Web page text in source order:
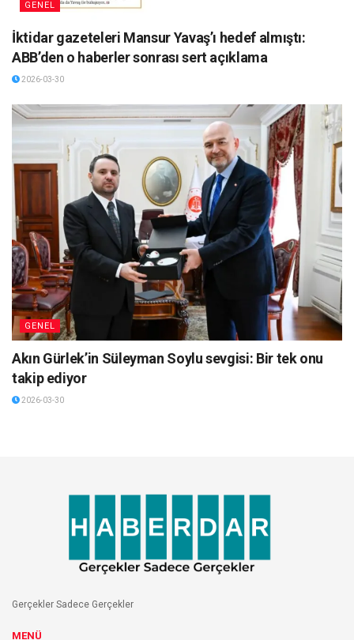
GENEL
İktidar gazeteleri Mansur Yavaş’ı hedef almıştı:
ABB’den o haberler sonrası sert açıklama
2026-03-30
GENEL
Akın Gürlek’in Süleyman Soylu sevgisi: Bir tek onu
takip ediyor
2026-03-30
Gerçekler Sadece Gerçekler
MENÜ